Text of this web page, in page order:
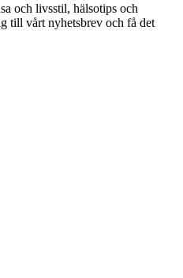
och livsstil, hälsotips och
till vårt nyhetsbrev och få det